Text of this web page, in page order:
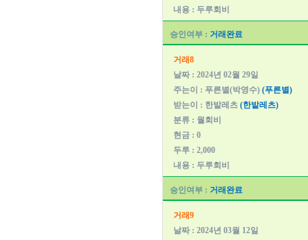
내용 : 두루회비
승인여부 : 거래완료
거래8
날짜 : 2024년 02월 29일
주는이 : 푸른별(박영수) (푸른별)
받는이 : 한밭레츠 (한밭레츠)
분류 : 월회비
현금 : 0
두루 : 2,000
내용 : 두루회비
승인여부 : 거래완료
거래9
날짜 : 2024년 03월 12일